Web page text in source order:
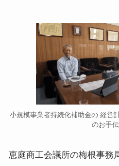
小規模事業者持続化補助金の 経営
のお手
恵庭商工会議所の梅根事務